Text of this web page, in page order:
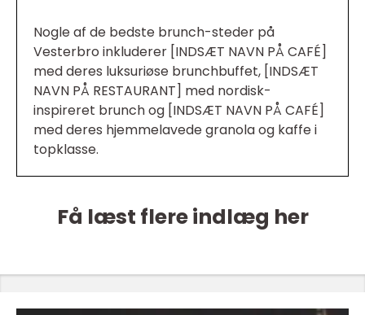
Nogle af de bedste brunch-steder på
Vesterbro inkluderer [INDSÆT NAVN PÅ CAFÉ]
med deres luksuriøse brunchbuffet, [INDSÆT
NAVN PÅ RESTAURANT] med nordisk-
inspireret brunch og [INDSÆT NAVN PÅ CAFÉ]
med deres hjemmelavede granola og kaffe i
topklasse.
Få læst flere indlæg her